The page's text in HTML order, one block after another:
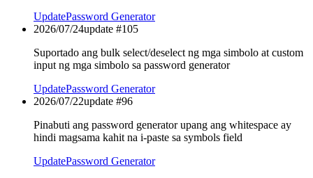
UpdatePassword Generator
2026/07/24update #105
Suportado ang bulk select/deselect ng mga simbolo at custom
input ng mga simbolo sa password generator
UpdatePassword Generator
2026/07/22update #96
Pinabuti ang password generator upang ang whitespace ay
hindi magsama kahit na i-paste sa symbols field
UpdatePassword Generator